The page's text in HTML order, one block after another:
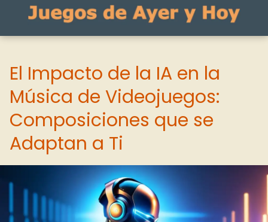
El Impacto de la IA en la
Música de Videojuegos:
Composiciones que se
Adaptan a Ti